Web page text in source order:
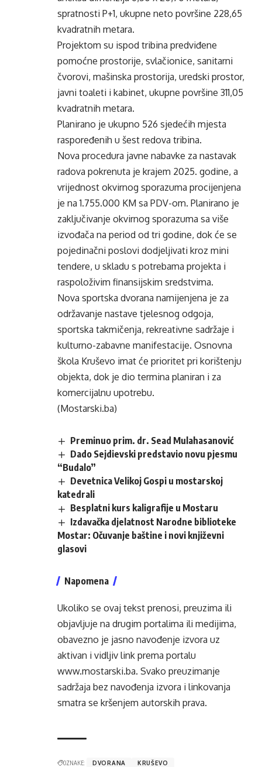
spratnosti P+1, ukupne neto površine 228,65
kvadratnih metara.
Projektom su ispod tribina predviđene
pomoćne prostorije, svlačionice, sanitarni
čvorovi, mašinska prostorija, uredski prostor,
javni toaleti i kabinet, ukupne površine 311,05
kvadratnih metara.
Planirano je ukupno 526 sjedećih mjesta
raspoređenih u šest redova tribina.
Nova procedura javne nabavke za nastavak
radova pokrenuta je krajem 2025. godine, a
vrijednost okvirnog sporazuma procijenjena
je na 1.755.000 KM sa PDV-om. Planirano je
zaključivanje okvirnog sporazuma sa više
izvođača na period od tri godine, dok će se
pojedinačni poslovi dodjeljivati kroz mini
tendere, u skladu s potrebama projekta i
raspoloživim finansijskim sredstvima.
Nova sportska dvorana namijenjena je za
održavanje nastave tjelesnog odgoja,
sportska takmičenja, rekreativne sadržaje i
kulturno-zabavne manifestacije. Osnovna
škola Kruševo imat će prioritet pri korištenju
objekta, dok je dio termina planiran i za
komercijalnu upotrebu.
(Mostarski.ba)
Preminuo prim. dr. Sead Mulahasanović
Dado Sejdievski predstavio novu pjesmu
“Budalo”
Devetnica Velikoj Gospi u mostarskoj
katedrali
Besplatni kurs kaligrafije u Mostaru
Izdavačka djelatnost Narodne biblioteke
Mostar: Očuvanje baštine i novi književni
glasovi
Napomena
Ukoliko se ovaj tekst prenosi, preuzima ili
objavljuje na drugim portalima ili medijima,
obavezno je jasno navođenje izvora uz
aktivan i vidljiv link prema portalu
www.mostarski.ba. Svako preuzimanje
sadržaja bez navođenja izvora i linkovanja
smatra se kršenjem autorskih prava.
OZNAKE: DVORANA KRUŠEVO